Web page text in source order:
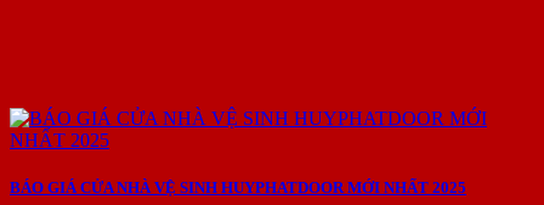
BÁO GIÁ CỬA NHÀ VỆ SINH HUYPHATDOOR MỚI NHẤT 2025